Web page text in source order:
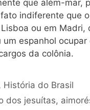
que além-mar,
indiferente que
ou em Madri,
um espanhol ocupar
da colônia.
História do Brasil
dos jesuítas,